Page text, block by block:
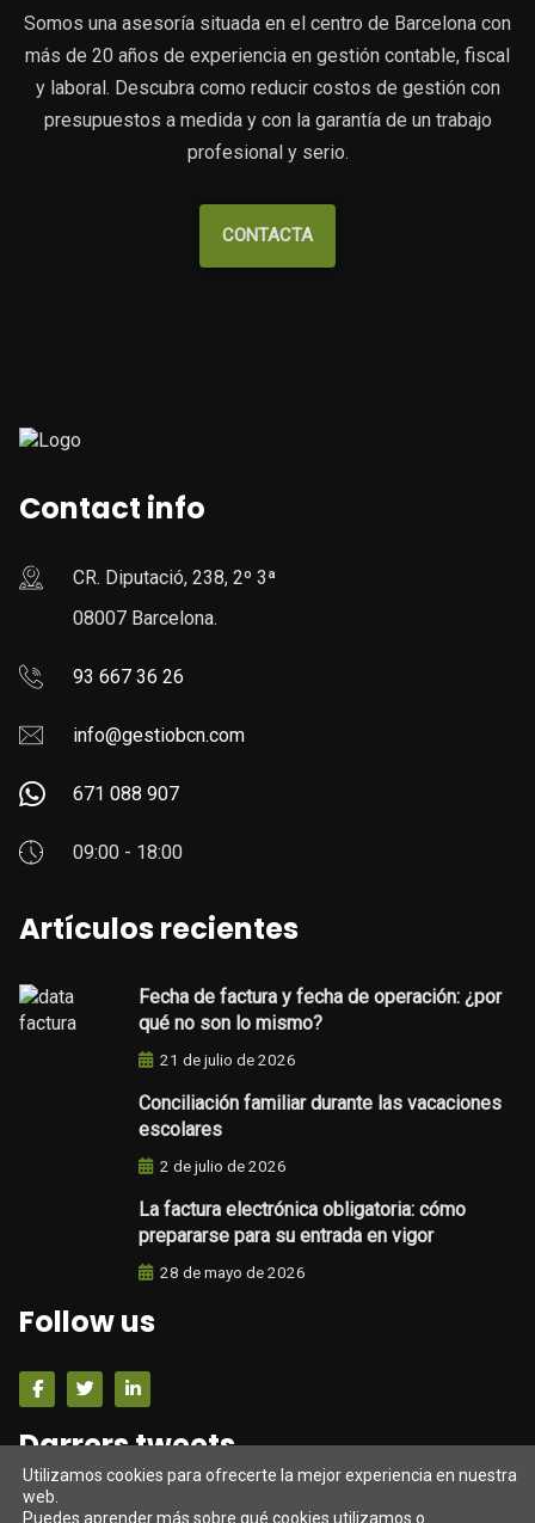
Somos una asesoría situada en el centro de Barcelona con
más de 20 años de experiencia en gestión contable, fiscal
y laboral. Descubra como reducir costos de gestión con
presupuestos a medida y con la garantía de un trabajo
profesional y serio.
CONTACTA
Contact info
CR. Diputació, 238, 2º 3ª
08007 Barcelona.
93 667 36 26
info@gestiobcn.com
671 088 907
09:00 - 18:00
Artículos recientes
Fecha de factura y fecha de operación: ¿por
qué no son lo mismo?
21 de julio de 2026
Conciliación familiar durante las vacaciones
escolares
2 de julio de 2026
La factura electrónica obligatoria: cómo
prepararse para su entrada en vigor
28 de mayo de 2026
Follow us
Darrers tweets
Tweets from https://twitter.com/twitter/lists/official-
Utilizamos cookies para ofrecerte la mejor experiencia en nuestra
web.
Puedes aprender más sobre qué cookies utilizamos o